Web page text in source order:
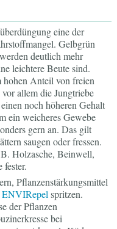
eine der
Gelbgrün
deutlich mehr
leichtere Beute sind.
Anteil von freien
allem die Jungtriebe
noch höheren Gehalt
ein weicheres Gewebe
gern an. Das gilt
saugen oder fressen.
Holzasche, Beinwell,
fester.
Pflanzenstärkungsmittel
ENVIRepel spritzen.
der Pflanzen
bei